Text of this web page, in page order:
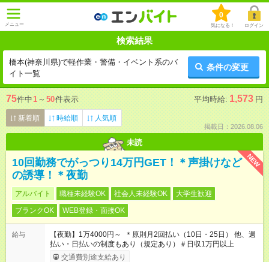
メニュー
0
気になる！ ログイン
検索結果
橋本(神奈川県)で軽作業・警備・イベント系のバ
イト一覧
条件の変更
75件中1 ～ 50件表示 平均時給: 1,573 円
新着順 時給順 人気順
掲載日：2026.08.06
未読
NEW
10回勤務でがっつり14万円GET！＊声掛けなど
の誘導！＊夜勤
アルバイト 職種未経験OK 社会人未経験OK
大学生歓迎
ブランクOK
WEB登録・面接OK
給与
【夜勤】1万4000円～ ＊原則月2回払い（10日・25日） 他、週
払い・日払いの制度もあり（規定あり）＃日収1万円以上
交通費別途支給あり